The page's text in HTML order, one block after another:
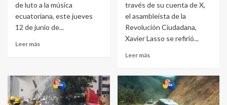
de luto a la música
ecuatoriana, este jueves
12 de junio de...
Leer más
través de su cuenta de X,
el asambleísta de la
Revolución Ciudadana,
Xavier Lasso se refirió...
Leer más